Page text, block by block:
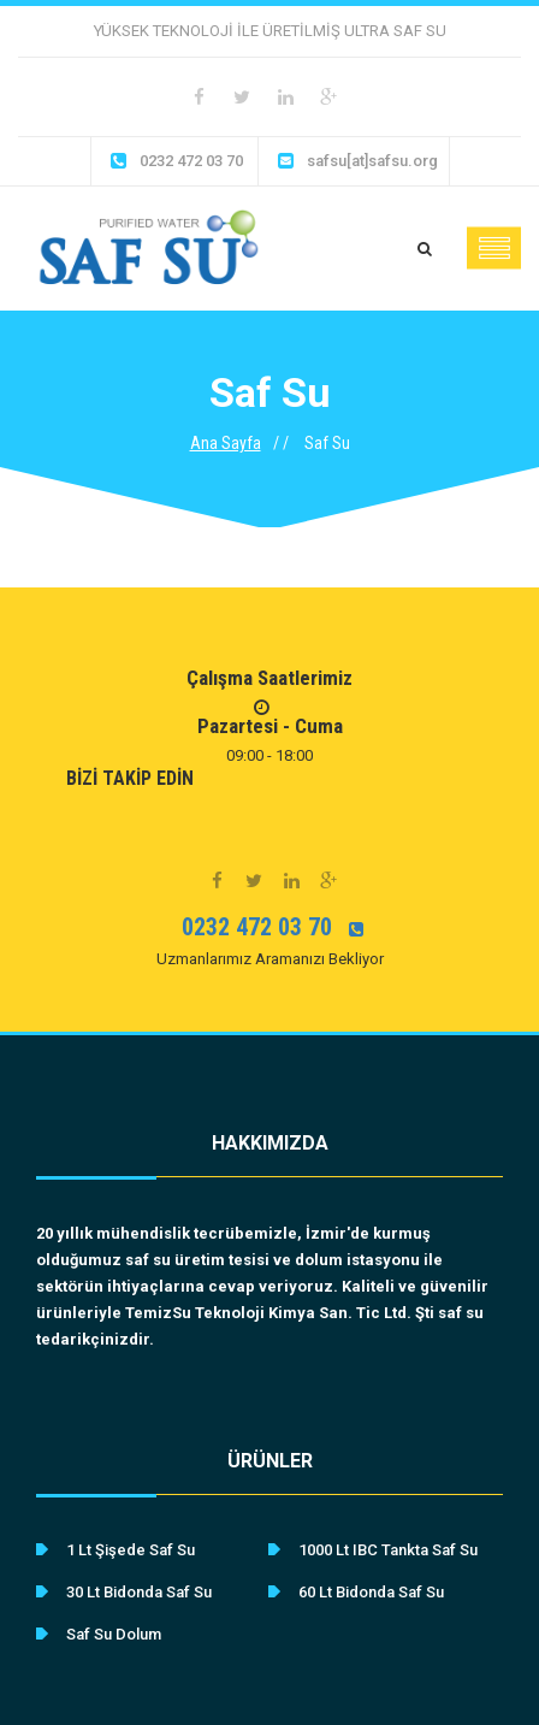
YÜKSEK TEKNOLOJI ILE ÜRETILMIŞ ULTRA SAF SU
0232 472 03 70 safsu[at]safsu.org
Saf Su
Ana Sayfa Saf Su
Çalışma Saatlerimiz
Pazartesi - Cuma
09:00 - 18:00
BIZI TAKIP EDIN
0232 472 03 70
Uzmanlarımız Aramanızı Bekliyor
HAKKIMIZDA
20 yıllık mühendislik tecrübemizle, İzmir'de kurmuş
olduğumuz saf su üretim tesisi ve dolum istasyonu ile
sektörün ihtiyaçlarına cevap veriyoruz. Kaliteli ve güvenilir
ürünleriyle TemizSu Teknoloji Kimya San. Tic Ltd. Şti saf su
tedarikçinizdir.
ÜRÜNLER
1 Lt Şişede Saf Su 1000 Lt IBC Tankta Saf Su
30 Lt Bidonda Saf Su 60 Lt Bidonda Saf Su
Saf Su Dolum